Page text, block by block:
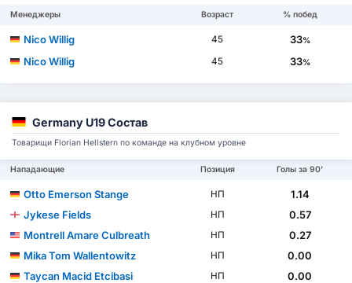
Менеджеры Возраст % побед
Nico Willig 45 33%
Nico Willig 45 33%
Germany U19 Состав
Товарищи Florian Hellstern по команде на клубном уровне
Нападающие Позиция Голы за 90'
Otto Emerson Stange НП
1.14
Jykese Fields
НП
0.57
Montrell Amare Culbreath
НП
0.27
Mika Tom Wallentowitz
НП
0.00
Taycan Macid Etcibasi
НП 0.00